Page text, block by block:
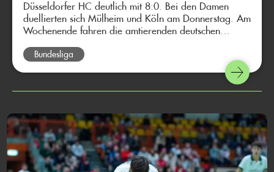
Düsseldorfer HC deutlich mit 8:0. Bei den Damen
duellierten sich Mülheim und Köln am Donnerstag. Am
Wochenende fahren die amtierenden deutschen
dem Ziel mal wieder zu punkten. Bei den Herren fährt
die Mannschaft vom Club an der Alster zum direkten
Konkurrenten in der Tabelle: den Herren des Berliner
HC. Hier kommt die Bundesliga-Vorschau auf das
Bundesliga